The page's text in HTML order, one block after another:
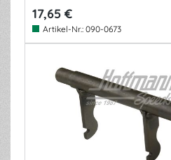
17,65 €
Artikel-Nr.: 090-0673